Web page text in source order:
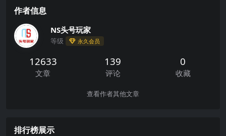
作者信息
NS头号玩家
等级 永久会员
12633
文章
139
评论
0
收藏
查看作者其他文章
排行榜展示